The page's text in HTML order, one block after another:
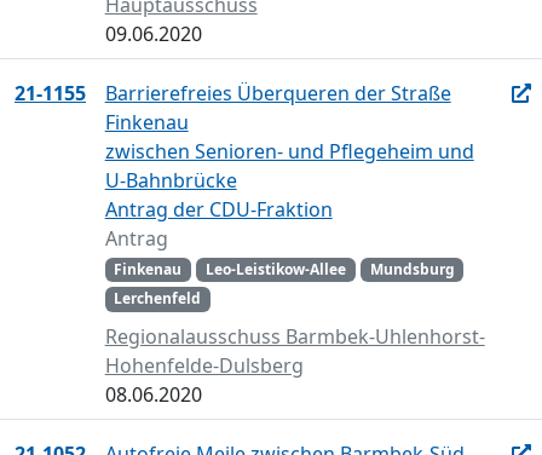
09.06.2020
21-1155
Barrierefreies Überqueren der Straße
Finkenau
zwischen Senioren- und Pflegeheim und
U-Bahnbrücke
Antrag der CDU-Fraktion
Antrag
Finkenau Leo-Leistikow-Allee
Mundsburg
Lerchenfeld
Regionalausschuss Barmbek-Uhlenhorst-
Hohenfelde-Dulsberg
08.06.2020